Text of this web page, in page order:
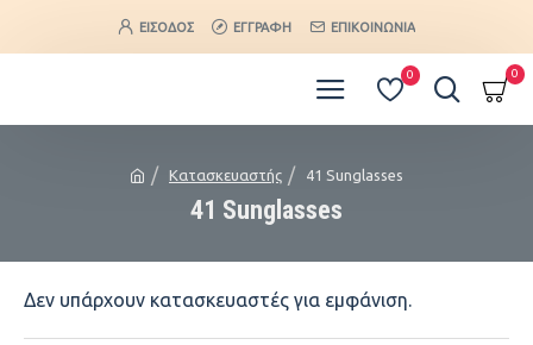
ΕΊΣΟΔΟΣ ΕΓΓΡΑΦΉ ΕΠΙΚΟΙΝΩΝΊΑ
0 0
Κατασκευαστής 41 Sunglasses
41 Sunglasses
Δεν υπάρχουν κατασκευαστές για εμφάνιση.